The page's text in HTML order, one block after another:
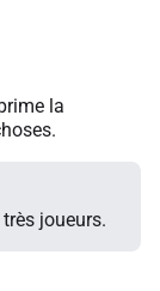
la
joueurs.